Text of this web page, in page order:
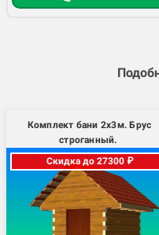
Комплект бани 2х3м. Брус
строганный.
Скидка до 27300 ₽